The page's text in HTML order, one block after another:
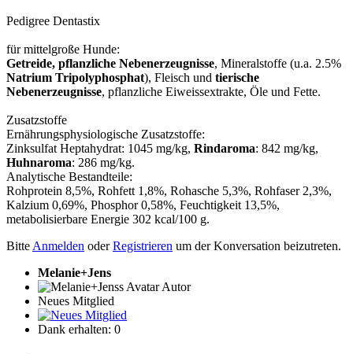
Pedigree Dentastix
für mittelgroße Hunde:
Getreide, pflanzliche Nebenerzeugnisse, Mineralstoffe (u.a. 2.5%
Natrium Tripolyphosphat), Fleisch und tierische
Nebenerzeugnisse, pflanzliche Eiweissextrakte, Öle und Fette.
Zusatzstoffe
Ernährungsphysiologische Zusatzstoffe:
Zinksulfat Heptahydrat: 1045 mg/kg, Rindaroma: 842 mg/kg,
Huhnaroma: 286 mg/kg.
Analytische Bestandteile:
Rohprotein 8,5%, Rohfett 1,8%, Rohasche 5,3%, Rohfaser 2,3%,
Kalzium 0,69%, Phosphor 0,58%, Feuchtigkeit 13,5%,
metabolisierbare Energie 302 kcal/100 g.
Bitte Anmelden oderRegistrieren um der Konversation beizutreten.
Melanie+Jens
Autor
Neues Mitglied
Dank erhalten: 0